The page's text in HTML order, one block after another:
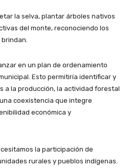
la selva, plantar árboles nativos
del monte, reconociendo los
en un plan de ordenamiento
Esto permitiría identificar y
a la producción, la actividad forestal
coexistencia que integre
económica y
la participación de
rurales y pueblos indígenas.